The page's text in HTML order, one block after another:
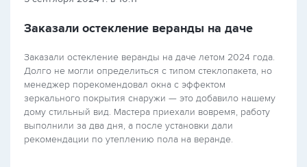
Заказали остекление веранды на даче
Заказали остекление веранды на даче летом 2024 года.
Долго не могли определиться с типом стеклопакета, но
менеджер порекомендовал окна с эффектом
зеркального покрытия снаружи — это добавило нашему
дому стильный вид. Мастера приехали вовремя, работу
выполнили за два дня, а после установки дали
рекомендации по утеплению пола на веранде.